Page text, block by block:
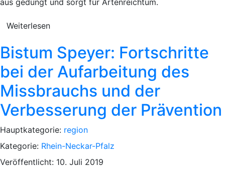
Weiterlesen
Bistum Speyer: Fortschritte
bei der Aufarbeitung des
Missbrauchs und der
Verbesserung der Prävention
Hauptkategorie: region
Kategorie: Rhein-Neckar-Pfalz
Veröffentlicht: 10. Juli 2019